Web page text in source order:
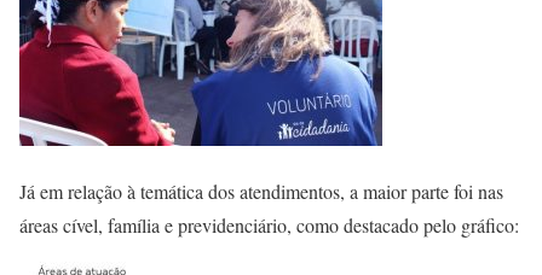
Já em relação à temática dos atendimentos, a maior parte foi nas
áreas cível, família e previdenciário, como destacado pelo gráfico: